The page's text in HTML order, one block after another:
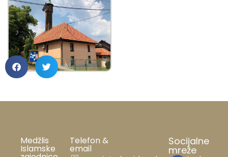
Medžlis
Islamske
Telefon &
email
Socijalne
mreže